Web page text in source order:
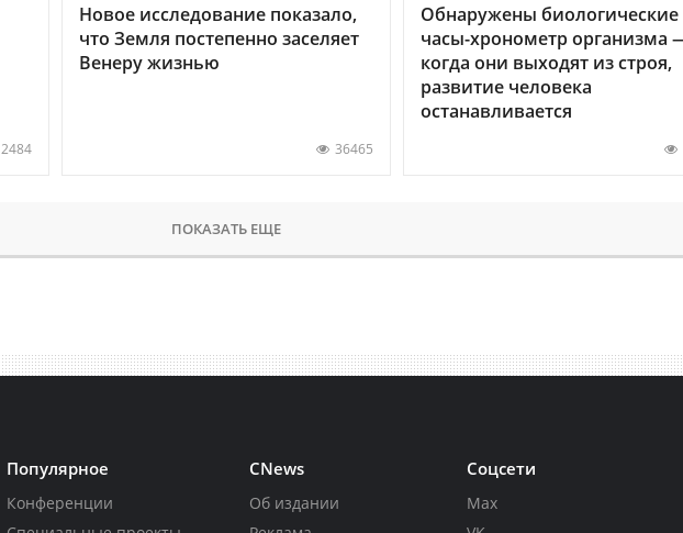
2484
Новое исследование показало,
что Земля постепенно заселяет
Венеру жизнью
36465
Обнаружены биологические
часы-хронометр организма
когда они выходят из строя,
развитие человека
останавливается
ПОКАЗАТЬ ЕЩЕ
Популярное
Конференции
CNews
Об издании
Соцсети
Max